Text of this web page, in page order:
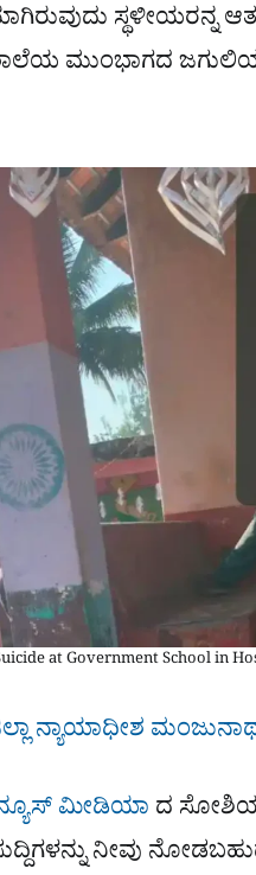
ಸ್ಥಳೀಯರನ್ನ
ಮುಂಭಾಗದ
at Government School in
ನ್ಯಾಯಾಧೀಶ
ಮೀಡಿಯಾ ದ
ನೀವು